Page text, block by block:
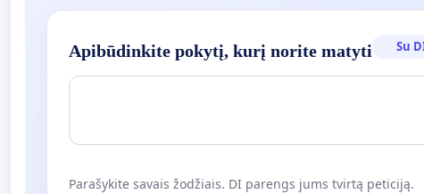
Apibūdinkite pokytį, kurį norite matyti Su
Parašykite savais žodžiais. DI parengs jums tvirtą peticiją.